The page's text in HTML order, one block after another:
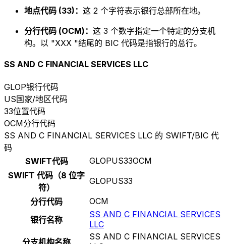
地点代码 (33)： 这 2 个字符表示银行总部所在地。
分行代码 (OCM)： 这 3 个数字指定一个特定的分支机
构。以 "XXX "结尾的 BIC 代码是指银行的总行。
SS AND C FINANCIAL SERVICES LLC
GLOP银行代码
US国家/地区代码
33位置代码
OCM分行代码
SS AND C FINANCIAL SERVICES LLC 的 SWIFT/BIC 代
码
SWIFT代码
GLOPUS33OCM
SWIFT 代码（8 位字
符）
GLOPUS33
分行代码
OCM
银行名称
SS AND C FINANCIAL SERVICES
LLC
分支机构名称
SS AND C FINANCIAL SERVICES